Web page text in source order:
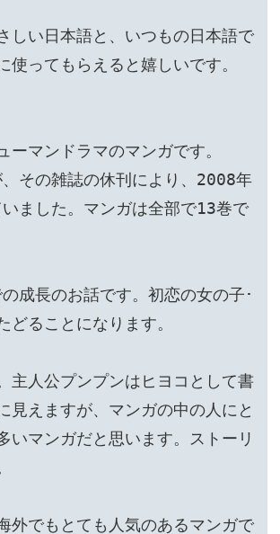
しい日本語と、いつもの日本語で
ってもらえると嬉しいです。
ーマンドラマのマンガです。
その雑誌の休刊により、2008年
ました。マンガは全部で13巻で
成長のお話です。初恋の女の子･
ることになります。
主人公プンプンはヒヨコとして書
見えますが、マンガの中の人にと
いマンガだと思います。ストーリ
外でもとても人気のあるマンガで